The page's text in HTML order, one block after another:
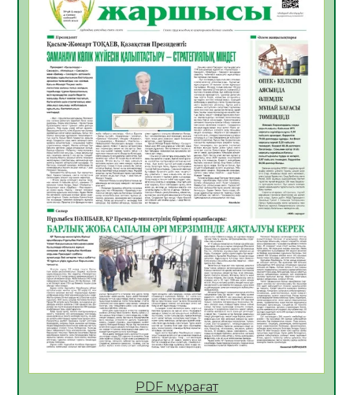
05.08.2026
21
ӘРБІР ДАУЫС – ҚОҒАМ ДАМУЫНА
ҚОСЫЛҒАН ҮЛЕС
05.08.2026
27
ҚҰРЫЛТАЙ САЙЛАУЫ – БІРЛІК ПЕН
ЖАУАПКЕРШІЛІККЕ БАСТАЙТЫН ҚАДАМ
05.08.2026
26
Мектептен – Ұлттық ұлан сапына
04.08.2026
36
Үкіметтік емес ұйымдарға арналған
сыйлықақы конкурсына өтінім қабылдау
басталды
04.08.2026
40
Үкіметте Президенттің отандық тауарды
қолдау жөніндегі тапсырмаларының
жүзеге асырылу барысы қаралуда
PDF мұрағат